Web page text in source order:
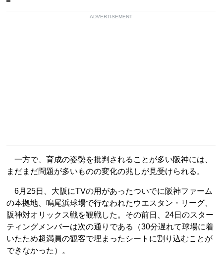
ADVERTISEMENT
一方で、育成の姿勢を批判されることが多い阪神には、
まだまだ問題が多いものの変化の兆しが見受けられる。
6月25日、大阪にTVの用があったついでに阪神ファーム
の本拠地、鳴尾浜球場で行なわれたウエスタン・リーグ、
阪神対オリックス戦を観戦した。その前日、24日のスター
ティングメンバーは次の通りである（30分遅れて球場に着
いたため超満員の観客で埋まったシートに割り込むことが
できなかった）。